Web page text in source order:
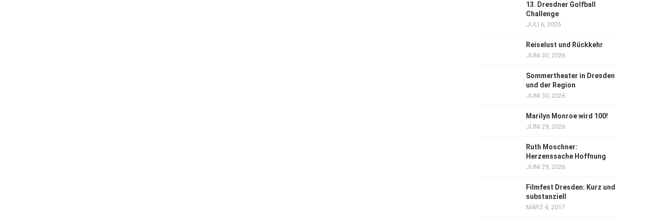
13. Dresdner Golfball
Challenge
JULI 6, 2026
Reiselust und Rückkehr
JUNI 30, 2026
Sommertheater in Dresden
und der Region
JUNI 30, 2026
Marilyn Monroe wird 100!
JUNI 29, 2026
Ruth Moschner:
Herzenssache Hoffnung
JUNI 29, 2026
Filmfest Dresden: Kurz und
substanziell
MÄRZ 4, 2017